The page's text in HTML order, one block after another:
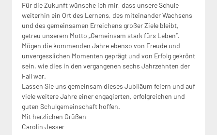
Für die Zukunft wünsche ich mir, dass unsere Schule
weiterhin ein Ort des Lernens, des miteinander Wachsens
und des gemeinsamen Erreichens großer Ziele bleibt,
getreu unserem Motto „Gemeinsam stark fürs Leben“.
Mögen die kommenden Jahre ebenso von Freude und
unvergesslichen Momenten geprägt und von Erfolg gekrönt
sein, wie dies in den vergangenen sechs Jahrzehnten der
Fall war.
Lassen Sie uns gemeinsam dieses Jubiläum feiern und auf
viele weitere Jahre einer engagierten, erfolgreichen und
guten Schulgemeinschaft hoffen.
Mit herzlichen Grüßen
Carolin Jesser